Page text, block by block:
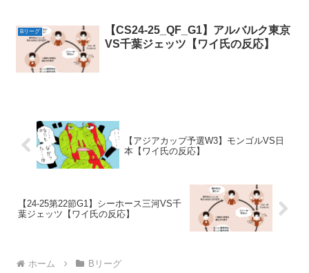
Bリーグ
【CS24-25_QF_G1】アルバルク東京
VS千葉ジェッツ【ワイ氏の反応】
【アジアカップ予選W3】モンゴルVS日
本【ワイ氏の反応】
【24-25第22節G1】シーホース三河VS千
葉ジェッツ【ワイ氏の反応】
ホーム Bリーグ